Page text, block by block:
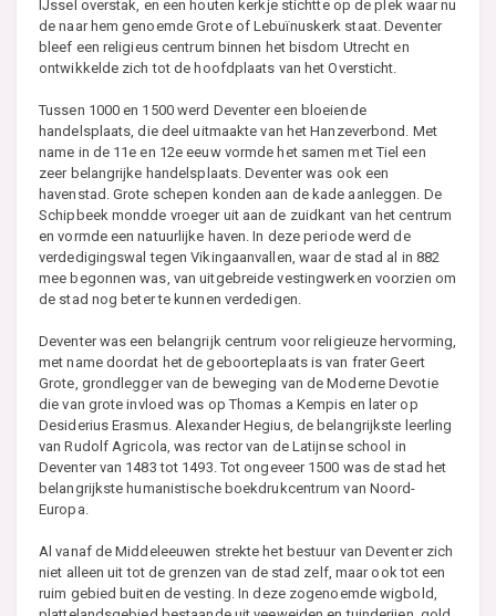
IJssel overstak, en een houten kerkje stichtte op de plek waar nu
de naar hem genoemde Grote of Lebuïnuskerk staat. Deventer
bleef een religieus centrum binnen het bisdom Utrecht en
ontwikkelde zich tot de hoofdplaats van het Oversticht.
Tussen 1000 en 1500 werd Deventer een bloeiende
handelsplaats, die deel uitmaakte van het Hanzeverbond. Met
name in de 11e en 12e eeuw vormde het samen met Tiel een
zeer belangrijke handelsplaats. Deventer was ook een
havenstad. Grote schepen konden aan de kade aanleggen. De
Schipbeek mondde vroeger uit aan de zuidkant van het centrum
en vormde een natuurlijke haven. In deze periode werd de
verdedigingswal tegen Vikingaanvallen, waar de stad al in 882
mee begonnen was, van uitgebreide vestingwerken voorzien om
de stad nog beter te kunnen verdedigen.
Deventer was een belangrijk centrum voor religieuze hervorming,
met name doordat het de geboorteplaats is van frater Geert
Grote, grondlegger van de beweging van de Moderne Devotie
die van grote invloed was op Thomas a Kempis en later op
Desiderius Erasmus. Alexander Hegius, de belangrijkste leerling
van Rudolf Agricola, was rector van de Latijnse school in
Deventer van 1483 tot 1493. Tot ongeveer 1500 was de stad het
belangrijkste humanistische boekdrukcentrum van Noord-
Europa.
Al vanaf de Middeleeuwen strekte het bestuur van Deventer zich
niet alleen uit tot de grenzen van de stad zelf, maar ook tot een
ruim gebied buiten de vesting. In deze zogenoemde wigbold,